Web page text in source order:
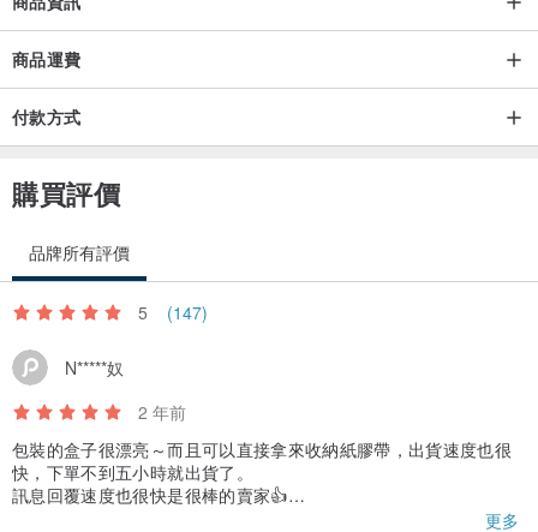
商品運費
付款方式
購買評價
品牌所有評價
5 (147)
N*****奴
2 年前
包裝的盒子很漂亮～而且可以直接拿來收納紙膠帶，出貨速度也很
快，下單不到五小時就出貨了。
訊息回覆速度也很快是很棒的賣家👍
紙膠帶品質很好，畫風獨特可以有人多種不同的拼貼，謝謝賣家的
更多